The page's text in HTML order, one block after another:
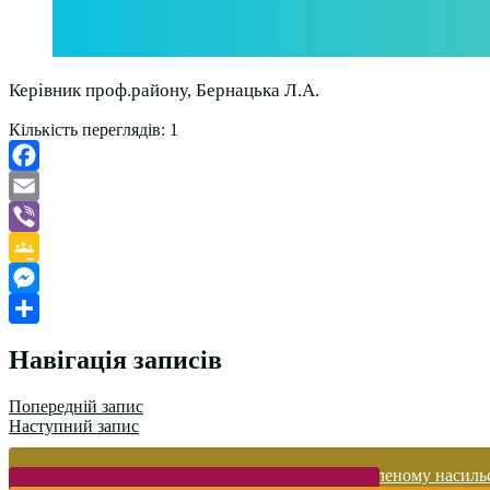
Керівник проф.району, Бернацька Л.А.
Кількість переглядів: 1
Facebook
Email
Viber
Google
Classroom
Messenger
Навігація записів
Попередній запис
Наступний запис
Запобігання домашньому та гендерно-зумовленому